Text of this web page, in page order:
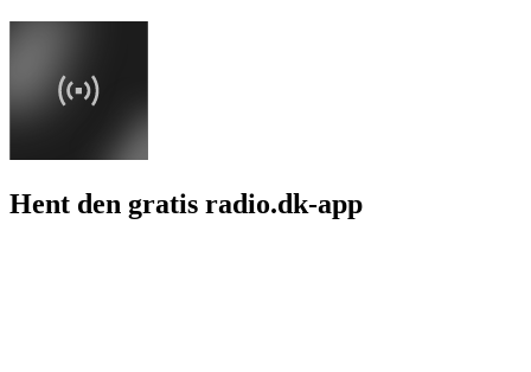
Hent den gratis radio.dk-app